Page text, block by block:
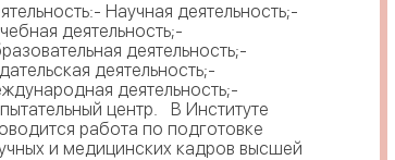
Научная деятельность;-
деятельность;-
деятельность;-
деятельность;-
деятельность;-
центр. В Институте
работа по подготовке
и медицинских кадров высшей